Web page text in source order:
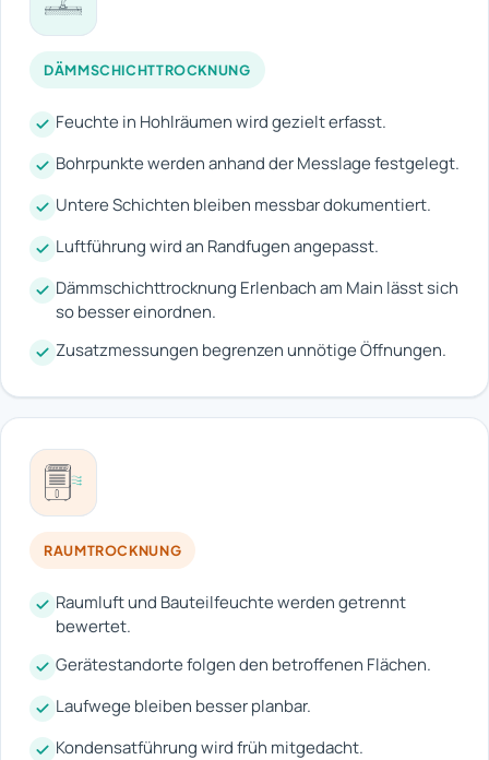
DÄMMSCHICHTTROCKNUNG
Feuchte in Hohlräumen wird gezielt erfasst.
Bohrpunkte werden anhand der Messlage festgelegt.
Untere Schichten bleiben messbar dokumentiert.
Luftführung wird an Randfugen angepasst.
Dämmschichttrocknung Erlenbach am Main lässt sich
so besser einordnen.
Zusatzmessungen begrenzen unnötige Öffnungen.
RAUMTROCKNUNG
Raumluft und Bauteilfeuchte werden getrennt
bewertet.
Gerätestandorte folgen den betroffenen Flächen.
Laufwege bleiben besser planbar.
Kondensatführung wird früh mitgedacht.